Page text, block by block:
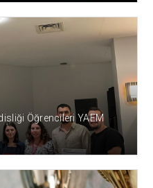
Öğrencileri YAEM